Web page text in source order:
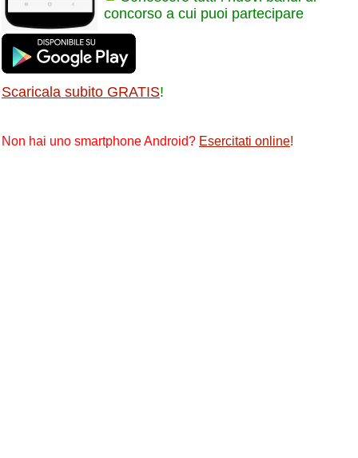
concorso a cui puoi partecipare
Scaricala subito GRATIS!
Non hai uno smartphone Android? Esercitati online!